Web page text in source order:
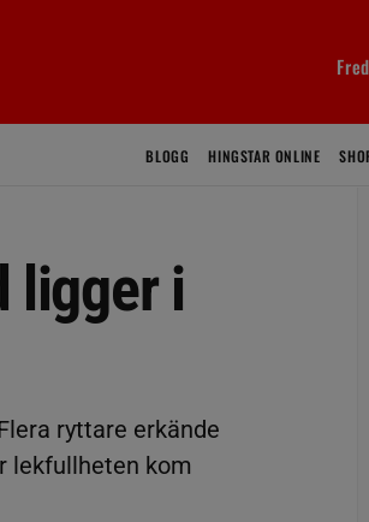
BLOGG HINGSTAR ONLINE
ligger i
ryttare erkände
lekfullheten kom